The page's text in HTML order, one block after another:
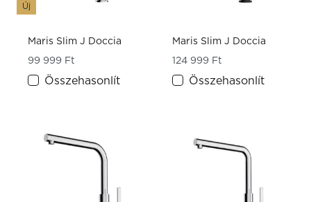
Új
Maris Slim J Doccia
99 999 Ft
Összehasonlít
Maris Slim J Doccia
124 999 Ft
Összehasonlít